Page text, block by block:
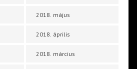
2018. május
2018. április
2018. március